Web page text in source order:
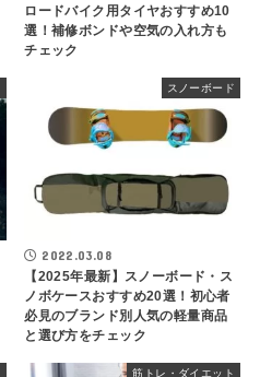
ロードバイク用タイヤおすすめ10
選！補修ボンドや空気の入れ方も
チェック
スノーボード
2022.03.08
【2025年最新】スノーボード・ス
ノボケースおすすめ20選！初心者
必見のブランド別人気の軽量商品
と選び方をチェック
筋トレ・ダイエット